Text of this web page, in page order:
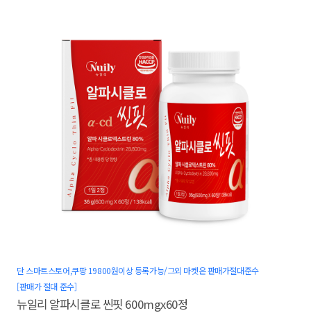
단 스마트스토어,쿠팡 19800원이상 등록가능/그외 마켓은 판매가절대준수
[판매가 절대 준수]
뉴일리 알파시클로 씬핏 600mgx60정